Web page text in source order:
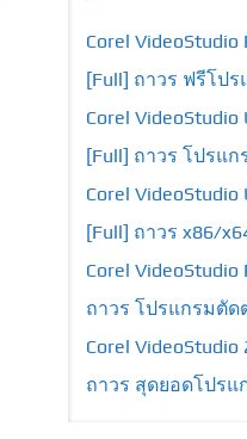
Corel VideoStudio
[Full] ถาวร ฟรีโป
Corel
[Full] ถาวร โปรแ
Corel
[Full] ถาวร x86/
Corel VideoStudio
ถาวร โปรแกรมตั
Corel VideoStudio
ถาวร สุดยอดโปร